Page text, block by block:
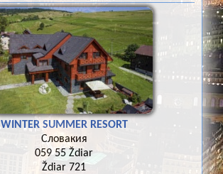
WINTER SUMMER RESORT
Словакия
059 55 Ždiar
Ždiar 721